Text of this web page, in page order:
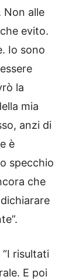
Non alle
evito.
Io sono
la
mia
anzi di
è
specchio
che
risultati
E poi